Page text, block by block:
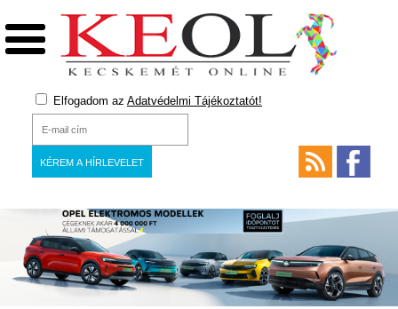
Elfogadom az Adatvédelmi Tájékoztatót!